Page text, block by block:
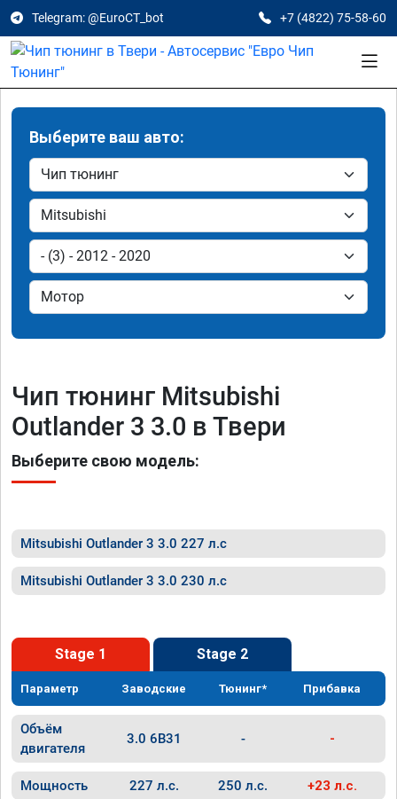
Telegram: @EuroCT_bot +7 (4822) 75-58-60
Выберите ваш авто:
Чип тюнинг Mitsubishi
Outlander 3 3.0 в Твери
Выберите свою модель:
Mitsubishi Outlander 3 3.0 227 л.с
Mitsubishi Outlander 3 3.0 230 л.с
Stage 1 Stage 2
Параметр Заводские Тюнинг* Прибавка
Объём
двигателя
3.0 6B31 - -
Мощность 227 л.с. 250 л.с. +23 л.с.